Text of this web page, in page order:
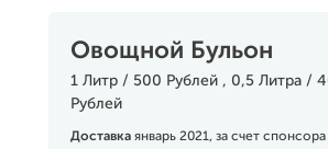
Овощной Бульон
1 Литр / 500 Рублей , 0,5 Литра /
Рублей
Доставка январь 2021, за счет спонсора